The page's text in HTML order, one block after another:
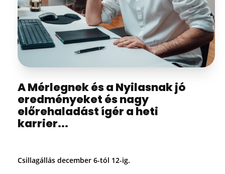
A Mérlegnek és a Nyilasnak jó
eredményeket és nagy
előrehaladást ígér a heti
karrier...
Csillagállás december 6-tól 12-ig.